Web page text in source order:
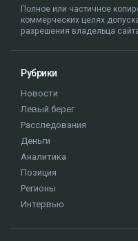
Полное или частичное
коммерческих целях
разрешения владельца
Рубрики
Новости
Левый берег
Расследования
Деньги
Аналитика
Позиция
Регионы
Интервью